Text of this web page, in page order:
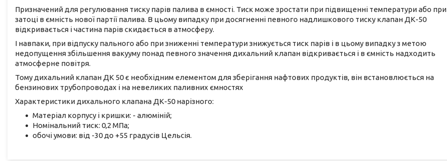
Призначений для регулювання тиску парів палива в ємності. Тиск може зростати при підвищенні температури або при
затоці в ємність нової партії палива. В цьому випадку при досягненні певного надлишкового тиску клапан ДК-50
відкривається і частина парів скидається в атмосферу.
І навпаки, при відпуску пального або при зниженні температури знижується тиск парів і в цьому випадку з метою
недопущення збільшення вакууму понад певного значення дихальний клапан відкривається і в ємність надходить
атмосферне повітря.
Тому дихальний клапан ДК 50 є необхідним елементом для зберігання нафтових продуктів, він встановлюється на
бензинових трубопроводах і на невеликих паливних ємностях
Характеристики дихального клапана ДК-50 нарізного:
Матеріал корпусу і кришки: - алюміній;
Номінальний тиск: 0,2 МПа;
обочі умови: від -30 до +55 градусів Цельсія.